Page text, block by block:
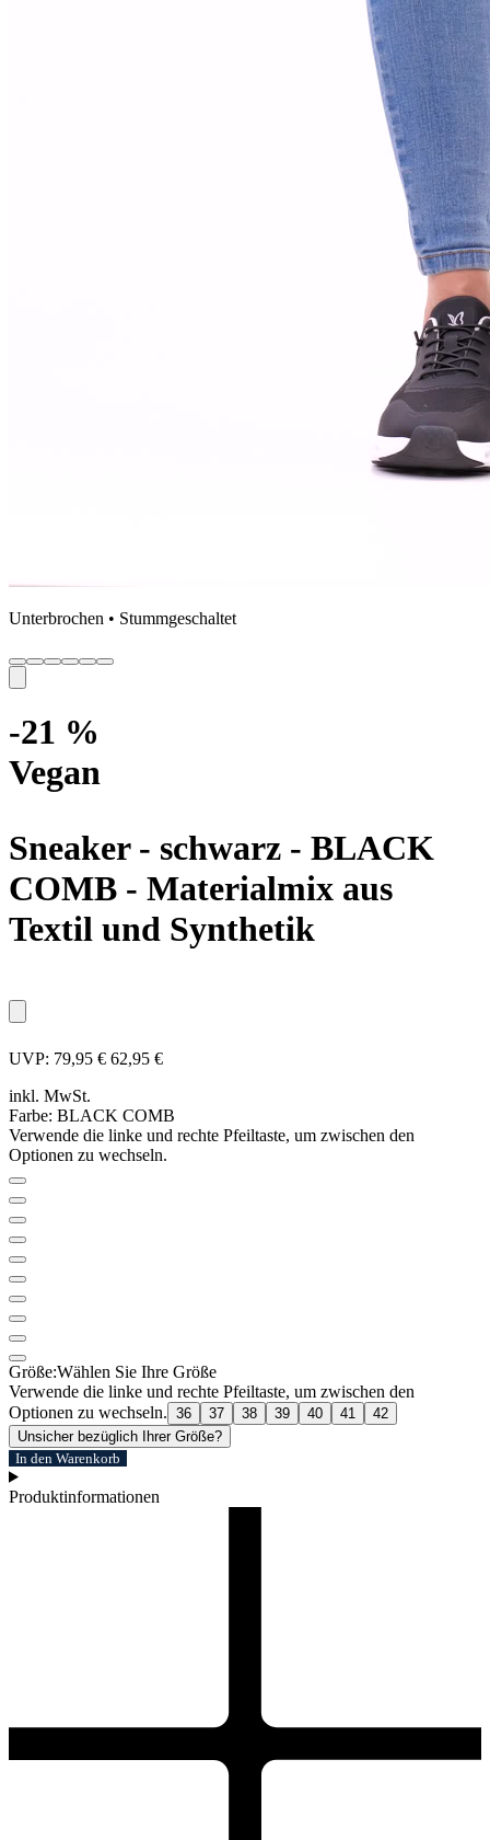
Unterbrochen • Stummgeschaltet
-21 %
Vegan
Sneaker - schwarz - BLACK
COMB - Materialmix aus
Textil und Synthetik
UVP: 79,95 € 62,95 €
inkl. MwSt.
Farbe: BLACK COMB
Verwende die linke und rechte Pfeiltaste, um zwischen den
Optionen zu wechseln.
Größe:Wählen Sie Ihre Größe
Verwende die linke und rechte Pfeiltaste, um zwischen den
Optionen zu wechseln. 36 37 38 39 40 41
42
Unsicher bezüglich Ihrer Größe?
In den Warenkorb
Produktinformationen